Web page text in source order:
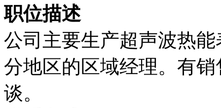
职位描述
公司主要生产超声波热
分地区的区域经理。有
谈。